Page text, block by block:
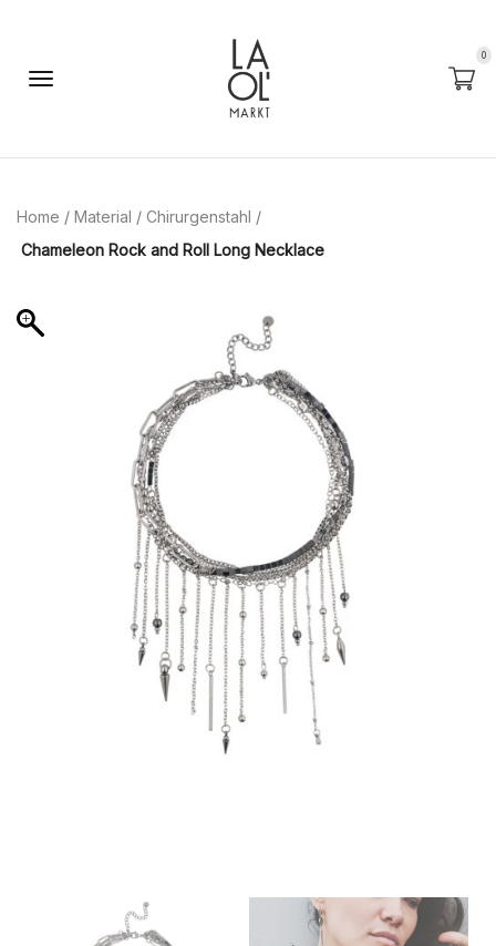
0
Home / Material / Chirurgenstahl /
Chameleon Rock and Roll Long Necklace